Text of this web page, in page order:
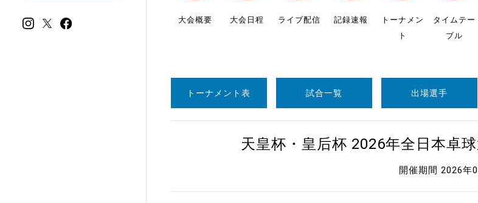
スポーツ医・科学委員会
販売品一覧
大会概要 大会日程 ライブ配信 記録速報
トーナメン
ト
タイムテー
ブル
トーナメント表 試合一覧 出場選手
天皇杯・皇后杯 2026年全日本卓
開催期間 2026年